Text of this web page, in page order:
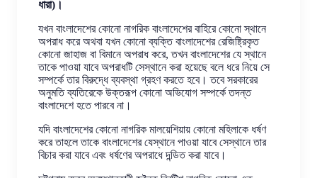
ধারা)।
যখন বাংলাদেশের কোনো নাগরিক বাংলাদেশের বাহিরে কোনো স্থানে
অপরাধ করে অথবা যখন কোনো ব্যক্তি বাংলাদেশের রেজিষ্ট্রিকৃত
কোনো জাহাজ বা বিমানে অপরাধ করে, তখন বাংলাদেশের যে স্থানে
তাকে পাওয়া যাবে অপরাধটি সেস্থানে করা হয়েছে বলে ধরে নিয়ে সে
সম্পর্কে তার বিরুদ্ধে ব্যবস্থা গ্রহণ করতে হবে। তবে সরকারের
অনুমতি ব্যতিরেকে উক্তরূপ কোনো অভিযোগ সম্পর্কে তদন্ত
বাংলাদেশে হতে পারবে না।
যদি বাংলাদেশের কোনো নাগরিক মালয়েশিয়ায় কোনো মহিলাকে ধর্ষণ
করে তাহলে তাকে বাংলাদেশের যেস্থানে পাওয়া যাবে সেস্থানে তার
বিচার করা যাবে এবং ধর্ষণের অপরাধে দন্ডিত করা যাবে।